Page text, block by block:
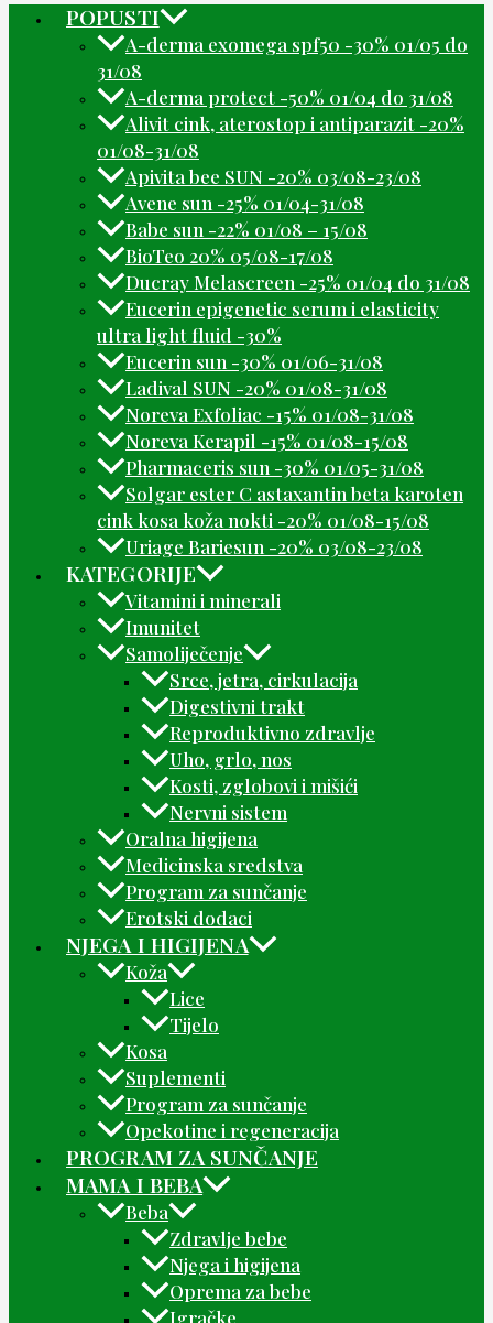
POPUSTI
A-derma exomega spf50 -30% 01/05 do
31/08
A-derma protect -50% 01/04 do 31/08
Alivit cink, aterostop i antiparazit -20%
01/08-31/08
Apivita bee SUN -20% 03/08-23/08
Avene sun -25% 01/04-31/08
Babe sun -22% 01/08 – 15/08
BioTeo 20% 05/08-17/08
Ducray Melascreen -25% 01/04 do 31/08
Eucerin epigenetic serum i elasticity
ultra light fluid -30%
Eucerin sun -30% 01/06-31/08
Ladival SUN -20% 01/08-31/08
Noreva Exfoliac -15% 01/08-31/08
Noreva Kerapil -15% 01/08-15/08
Pharmaceris sun -30% 01/05-31/08
Solgar ester C astaxantin beta karoten
cink kosa koža nokti -20% 01/08-15/08
Uriage Bariesun -20% 03/08-23/08
KATEGORIJE
Vitamini i minerali
Imunitet
Samoliječenje
Srce, jetra, cirkulacija
Digestivni trakt
Reproduktivno zdravlje
Uho, grlo, nos
Kosti, zglobovi i mišići
Nervni sistem
Oralna higijena
Medicinska sredstva
Program za sunčanje
Erotski dodaci
NJEGA I HIGIJENA
Koža
Lice
Tijelo
Kosa
Suplementi
Program za sunčanje
Opekotine i regeneracija
PROGRAM ZA SUNČANJE
MAMA I BEBA
Beba
Zdravlje bebe
Njega i higijena
Oprema za bebe
Igračke